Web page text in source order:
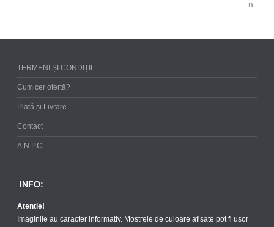
TERMENI ȘI CONDIȚII
Cum cer ofertă?
Plată și Livrare
Contact
A.N.P.C
INFO:
Atentie!
Imaginile au caracter informativ. Mostrele de culoare afisate pot fi usor